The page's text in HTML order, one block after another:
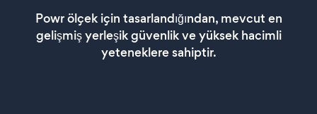
Powr ölçek için tasarlandığından, mevcut en
gelişmiş yerleşik güvenlik ve yüksek hacimli
yeteneklere sahiptir.